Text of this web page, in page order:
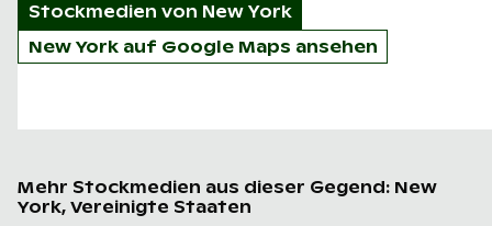
Stockmedien von New York
New York auf Google Maps ansehen
Mehr Stockmedien aus dieser Gegend: New
York, Vereinigte Staaten